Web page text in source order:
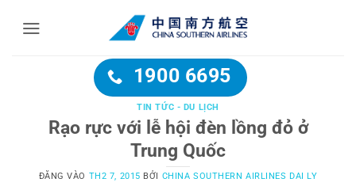
1900 6695
TIN TỨC - DU LỊCH
Rạo rực với lễ hội đèn lồng đỏ ở
Trung Quốc
ĐĂNG VÀO TH2 7, 2015 BỞI CHINA SOUTHERN AIRLINES DAI LY